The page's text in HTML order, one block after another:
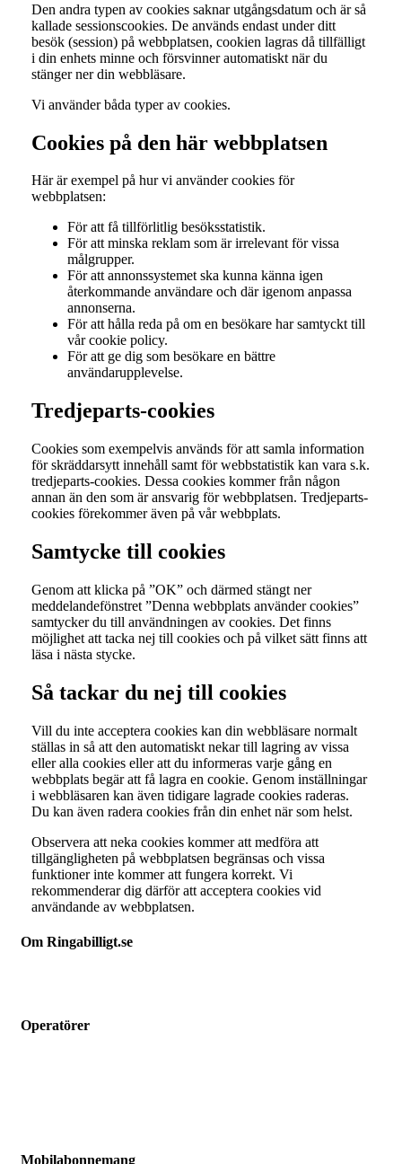
Den andra typen av cookies saknar utgångsdatum och är så
kallade sessionscookies. De används endast under ditt
besök (session) på webbplatsen, cookien lagras då tillfälligt
i din enhets minne och försvinner automatiskt när du
stänger ner din webbläsare.
Vi använder båda typer av cookies.
Cookies på den här webbplatsen
Här är exempel på hur vi använder cookies för
webbplatsen:
För att få tillförlitlig besöksstatistik.
För att minska reklam som är irrelevant för vissa
målgrupper.
För att annonssystemet ska kunna känna igen
återkommande användare och där igenom anpassa
annonserna.
För att hålla reda på om en besökare har samtyckt till
vår cookie policy.
För att ge dig som besökare en bättre
användarupplevelse.
Tredjeparts-cookies
Cookies som exempelvis används för att samla information
för skräddarsytt innehåll samt för webbstatistik kan vara s.k.
tredjeparts-cookies. Dessa cookies kommer från någon
annan än den som är ansvarig för webbplatsen. Tredjeparts-
cookies förekommer även på vår webbplats.
Samtycke till cookies
Genom att klicka på ”OK” och därmed stängt ner
meddelandefönstret ”Denna webbplats använder cookies”
samtycker du till användningen av cookies. Det finns
möjlighet att tacka nej till cookies och på vilket sätt finns att
läsa i nästa stycke.
Så tackar du nej till cookies
Vill du inte acceptera cookies kan din webbläsare normalt
ställas in så att den automatiskt nekar till lagring av vissa
eller alla cookies eller att du informeras varje gång en
webbplats begär att få lagra en cookie. Genom inställningar
i webbläsaren kan även tidigare lagrade cookies raderas.
Du kan även radera cookies från din enhet när som helst.
Observera att neka cookies kommer att medföra att
tillgängligheten på webbplatsen begränsas och vissa
funktioner inte kommer att fungera korrekt. Vi
rekommenderar dig därför att acceptera cookies vid
användande av webbplatsen.
Om Ringabilligt.se
Operatörer
Mobilabonnemang